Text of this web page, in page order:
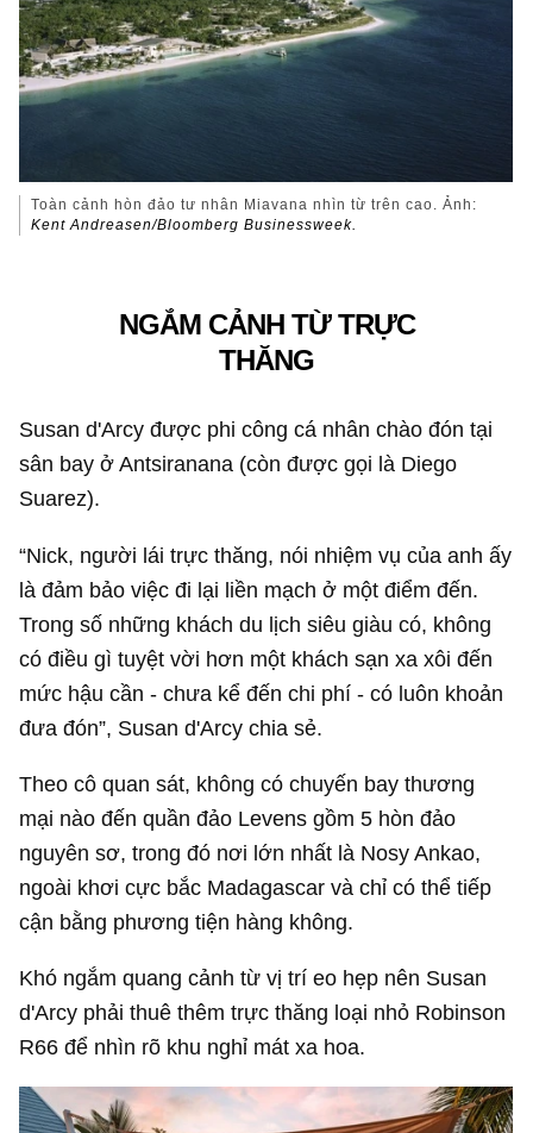
Toàn cảnh hòn đảo tư nhân Miavana nhìn từ trên cao. Ảnh:
Kent Andreasen/Bloomberg Businessweek.
NGẮM CẢNH TỪ TRỰC
THĂNG
Susan d'Arcy được phi công cá nhân chào đón tại
sân bay ở Antsiranana (còn được gọi là Diego
Suarez).
“Nick, người lái trực thăng, nói nhiệm vụ của anh ấy
là đảm bảo việc đi lại liền mạch ở một điểm đến.
Trong số những khách du lịch siêu giàu có, không
có điều gì tuyệt vời hơn một khách sạn xa xôi đến
mức hậu cần - chưa kể đến chi phí - có luôn khoản
đưa đón”, Susan d'Arcy chia sẻ.
Theo cô quan sát, không có chuyến bay thương
mại nào đến quần đảo Levens gồm 5 hòn đảo
nguyên sơ, trong đó nơi lớn nhất là Nosy Ankao,
ngoài khơi cực bắc Madagascar và chỉ có thể tiếp
cận bằng phương tiện hàng không.
Khó ngắm quang cảnh từ vị trí eo hẹp nên Susan
d'Arcy phải thuê thêm trực thăng loại nhỏ Robinson
R66 để nhìn rõ khu nghỉ mát xa hoa.